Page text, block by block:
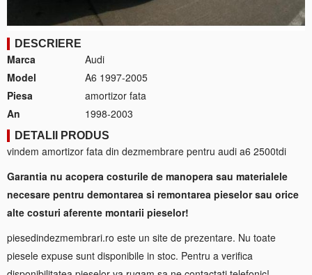
DESCRIERE
Marca
Audi
Model
A6 1997-2005
Piesa
amortizor fata
An
1998-2003
DETALII PRODUS
vindem amortizor fata din dezmembrare pentru audi a6 2500tdi
Garantia nu acopera costurile de manopera sau materialele
necesare pentru demontarea si remontarea pieselor sau orice
alte costuri aferente montarii pieselor!
piesedindezmembrari.ro este un site de prezentare. Nu toate
piesele expuse sunt disponibile in stoc. Pentru a verifica